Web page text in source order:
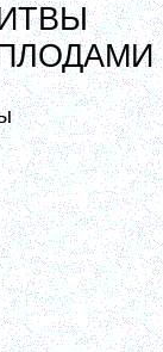
со вниманием
по себе
мыслей,
теплота
хорошо
преп.